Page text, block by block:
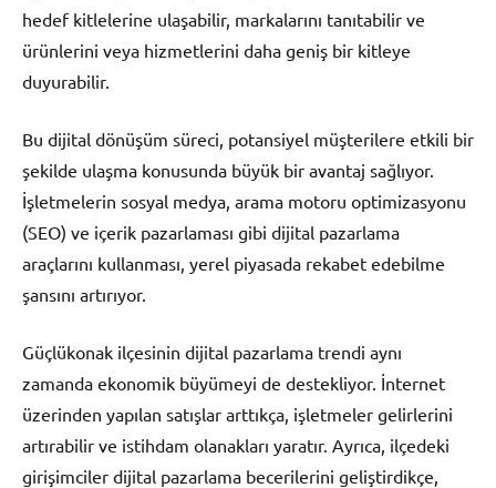
hedef kitlelerine ulaşabilir, markalarını tanıtabilir ve
ürünlerini veya hizmetlerini daha geniş bir kitleye
duyurabilir.
Bu dijital dönüşüm süreci, potansiyel müşterilere etkili bir
şekilde ulaşma konusunda büyük bir avantaj sağlıyor.
İşletmelerin sosyal medya, arama motoru optimizasyonu
(SEO) ve içerik pazarlaması gibi dijital pazarlama
araçlarını kullanması, yerel piyasada rekabet edebilme
şansını artırıyor.
Güçlükonak ilçesinin dijital pazarlama trendi aynı
zamanda ekonomik büyümeyi de destekliyor. İnternet
üzerinden yapılan satışlar arttıkça, işletmeler gelirlerini
artırabilir ve istihdam olanakları yaratır. Ayrıca, ilçedeki
girişimciler dijital pazarlama becerilerini geliştirdikçe,